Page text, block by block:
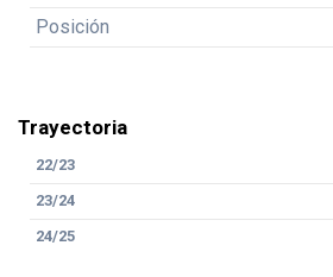
Posición
Trayectoria
22/23
23/24
24/25